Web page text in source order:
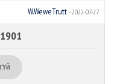
W.WeweTrutt - 2022-07-27
1901